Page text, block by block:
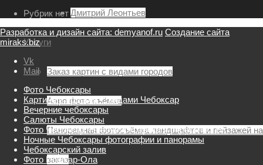
Дмитрий Леонтьев
Услуги
Заказ картин с видами городов
Аэро фото съёмка
Панорамная фотосъёмка ландшафтов и пейзажей на
заказ
Рубрик нет
Разработка и дизайн сайта: demyanof.ru Создание сайта
miraks.biz
Vk
Mail
Фото Чебоксары
Картина в подарок с видами Чебоксар
Вечерние чебоксары
Салюты Чебоксары
Фото Чебоксар, Новочебоксарска и окрестностей
Ночные Чебоксары фотографии и панорамы
Чебоксарский залив
Фото Йошкар-Ола